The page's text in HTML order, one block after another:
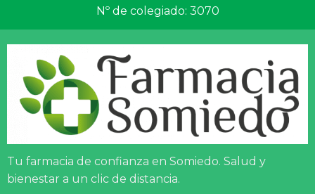
Nº de colegiado: 3070
Tu farmacia de confianza en Somiedo. Salud y
bienestar a un clic de distancia.